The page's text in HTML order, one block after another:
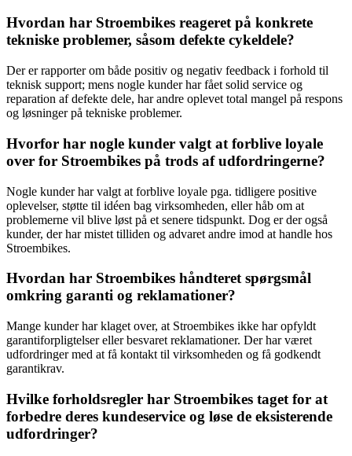
Hvordan har Stroembikes reageret på konkrete
tekniske problemer, såsom defekte cykeldele?
Der er rapporter om både positiv og negativ feedback i forhold til
teknisk support; mens nogle kunder har fået solid service og
reparation af defekte dele, har andre oplevet total mangel på respons
og løsninger på tekniske problemer.
Hvorfor har nogle kunder valgt at forblive loyale
over for Stroembikes på trods af udfordringerne?
Nogle kunder har valgt at forblive loyale pga. tidligere positive
oplevelser, støtte til idéen bag virksomheden, eller håb om at
problemerne vil blive løst på et senere tidspunkt. Dog er der også
kunder, der har mistet tilliden og advaret andre imod at handle hos
Stroembikes.
Hvordan har Stroembikes håndteret spørgsmål
omkring garanti og reklamationer?
Mange kunder har klaget over, at Stroembikes ikke har opfyldt
garantiforpligtelser eller besvaret reklamationer. Der har været
udfordringer med at få kontakt til virksomheden og få godkendt
garantikrav.
Hvilke forholdsregler har Stroembikes taget for at
forbedre deres kundeservice og løse de eksisterende
udfordringer?